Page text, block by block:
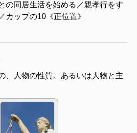
の同居生活を始める／親孝行をす
カップの10《正位置》
、人物の性質。あるいは人物と主